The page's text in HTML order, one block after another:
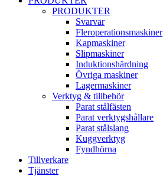
PRODUKTER
Svarvar
Fleroperationsmaskiner
Kapmaskiner
Slipmaskiner
Induktionshärdning
Övriga maskiner
Lagermaskiner
Verktyg & tillbehör
Parat stålfästen
Parat verktygshållare
Parat stålslang
Kuggverktyg
Fyndhörna
Tillverkare
Tjänster